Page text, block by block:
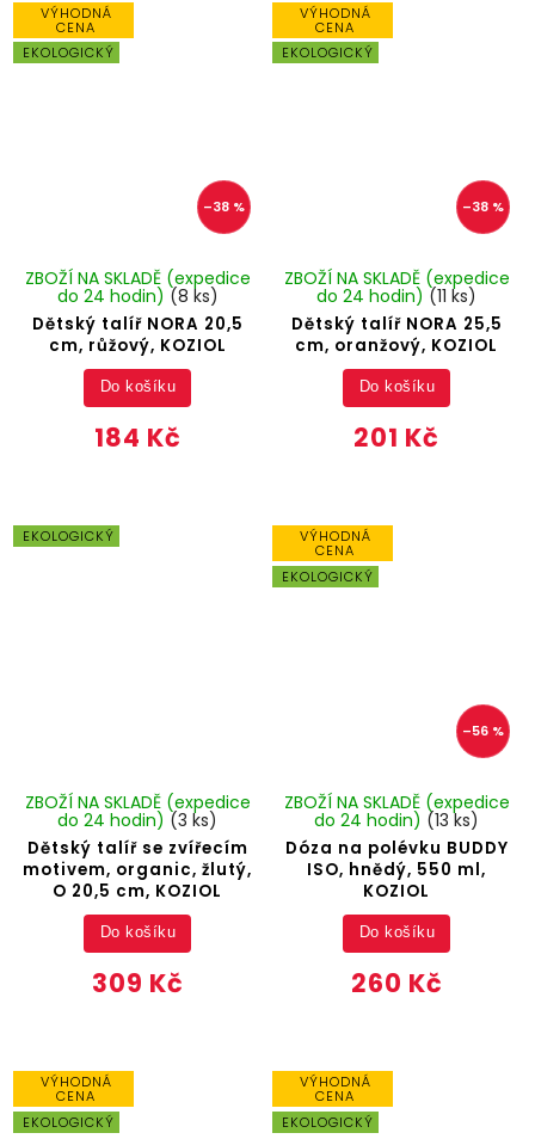
VÝHODNÁ
CENA
EKOLOGICKÝ
–38 %
Dětský talíř NORA 20,5
cm, růžový, KOZIOL
ZBOŽÍ NA SKLADĚ (expedice
do 24 hodin) (8 ks)
184 Kč
Do košíku
VÝHODNÁ
CENA
EKOLOGICKÝ
–38 %
Dětský talíř NORA 25,5
cm, oranžový, KOZIOL
ZBOŽÍ NA SKLADĚ (expedice
do 24 hodin) (11 ks)
201 Kč
Do košíku
EKOLOGICKÝ
Dětský talíř se zvířecím
motivem, organic, žlutý,
O 20,5 cm, KOZIOL
ZBOŽÍ NA SKLADĚ (expedice
do 24 hodin) (3 ks)
309 Kč
Do košíku
VÝHODNÁ
CENA
EKOLOGICKÝ
–56 %
Dóza na polévku BUDDY
ISO, hnědý, 550 ml,
KOZIOL
ZBOŽÍ NA SKLADĚ (expedice
do 24 hodin) (13 ks)
260 Kč
Do košíku
VÝHODNÁ
CENA
EKOLOGICKÝ
VÝHODNÁ
CENA
EKOLOGICKÝ